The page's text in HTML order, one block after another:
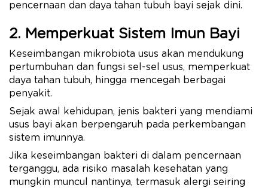
pencernaan dan daya tahan tubuh bayi sejak dini.
2. Memperkuat Sistem Imun Bayi
Keseimbangan mikrobiota usus akan mendukung
pertumbuhan dan fungsi sel-sel usus, memperkuat
daya tahan tubuh, hingga mencegah berbagai
penyakit.
Sejak awal kehidupan, jenis bakteri yang mendiami
usus bayi akan berpengaruh pada perkembangan
sistem imunnya.
Jika keseimbangan bakteri di dalam pencernaan
terganggu, ada risiko masalah kesehatan yang
mungkin muncul nantinya, termasuk alergi seiring